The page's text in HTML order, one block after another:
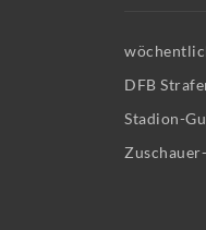
DFB
Stadion-